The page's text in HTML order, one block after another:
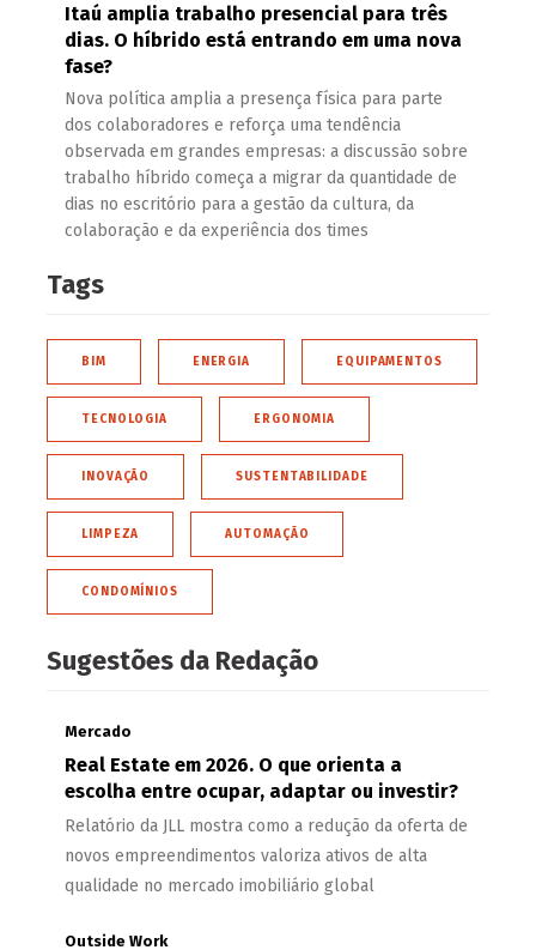
Itaú amplia trabalho presencial para três
dias. O híbrido está entrando em uma nova
fase?
Nova política amplia a presença física para parte
dos colaboradores e reforça uma tendência
observada em grandes empresas: a discussão sobre
trabalho híbrido começa a migrar da quantidade de
dias no escritório para a gestão da cultura, da
colaboração e da experiência dos times
Tags
BIM ENERGIA EQUIPAMENTOS
TECNOLOGIA ERGONOMIA
INOVAÇÃO SUSTENTABILIDADE
LIMPEZA AUTOMAÇÃO
CONDOMÍNIOS
Sugestões da Redação
Mercado
Real Estate em 2026. O que orienta a
escolha entre ocupar, adaptar ou investir?
Relatório da JLL mostra como a redução da oferta de
novos empreendimentos valoriza ativos de alta
qualidade no mercado imobiliário global
Outside Work